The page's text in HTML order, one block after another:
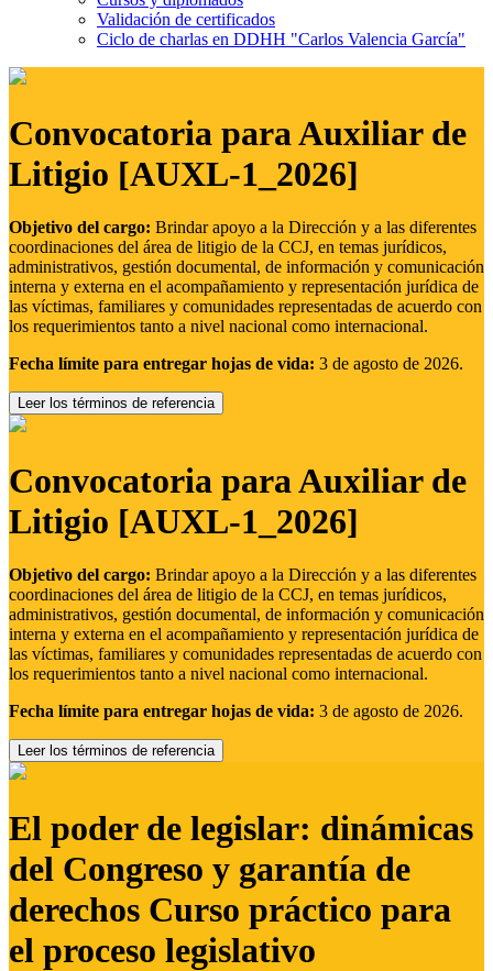
Validación de certificados
Ciclo de charlas en DDHH "Carlos Valencia García"
Convocatoria para Auxiliar de
Litigio [AUXL-1_2026]
Objetivo del cargo: Brindar apoyo a la Dirección y a las diferentes
coordinaciones del área de litigio de la CCJ, en temas jurídicos,
administrativos, gestión documental, de información y comunicación
interna y externa en el acompañamiento y representación jurídica de
las víctimas, familiares y comunidades representadas de acuerdo con
los requerimientos tanto a nivel nacional como internacional.
Fecha límite para entregar hojas de vida: 3 de agosto de 2026.
Leer los términos de referencia
Convocatoria para Auxiliar de
Litigio [AUXL-1_2026]
Objetivo del cargo: Brindar apoyo a la Dirección y a las diferentes
coordinaciones del área de litigio de la CCJ, en temas jurídicos,
administrativos, gestión documental, de información y comunicación
interna y externa en el acompañamiento y representación jurídica de
las víctimas, familiares y comunidades representadas de acuerdo con
los requerimientos tanto a nivel nacional como internacional.
Fecha límite para entregar hojas de vida: 3 de agosto de 2026.
Leer los términos de referencia
El poder de legislar: dinámicas
del Congreso y garantía de
derechos Curso práctico para
el proceso legislativo